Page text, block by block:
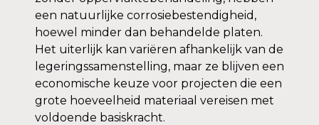
een natuurlijke corrosiebestendigheid,
hoewel minder dan behandelde platen.
Het uiterlijk kan variëren afhankelijk van de
legeringssamenstelling, maar ze blijven een
economische keuze voor projecten die een
grote hoeveelheid materiaal vereisen met
voldoende basiskracht.